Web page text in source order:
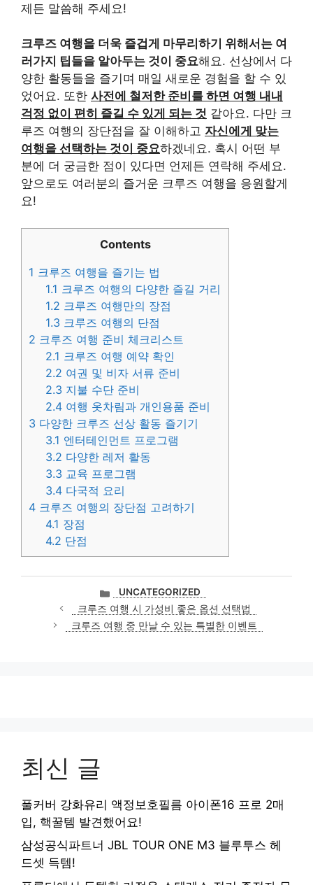
제든 말씀해 주세요!
크루즈 여행을 더욱 즐겁게 마무리하기 위해서는 여
러가지 팁들을 알아두는 것이 중요해요. 선상에서 다
양한 활동들을 즐기며 매일 새로운 경험을 할 수 있
었어요. 또한 사전에 철저한 준비를 하면 여행 내내
걱정 없이 편히 즐길 수 있게 되는 것 같아요. 다만 크
루즈 여행의 장단점을 잘 이해하고 자신에게 맞는
여행을 선택하는 것이 중요하겠네요. 혹시 어떤 부
분에 더 궁금한 점이 있다면 언제든 연락해 주세요.
앞으로도 여러분의 즐거운 크루즈 여행을 응원할게
요!
Contents
1 크루즈 여행을 즐기는 법
1.1 크루즈 여행의 다양한 즐길 거리
1.2 크루즈 여행만의 장점
1.3 크루즈 여행의 단점
2 크루즈 여행 준비 체크리스트
2.1 크루즈 여행 예약 확인
2.2 여권 및 비자 서류 준비
2.3 지불 수단 준비
2.4 여행 옷차림과 개인용품 준비
3 다양한 크루즈 선상 활동 즐기기
3.1 엔터테인먼트 프로그램
3.2 다양한 레저 활동
3.3 교육 프로그램
3.4 다국적 요리
4 크루즈 여행의 장단점 고려하기
4.1 장점
4.2 단점
카
테
고
리
UNCATEGORIZED
크루즈 여행 시 가성비 좋은 옵션 선택법
크루즈 여행 중 만날 수 있는 특별한 이벤트
최신 글
풀커버 강화유리 액정보호필름 아이폰16 프로 2매
입, 핵꿀템 발견했어요!
삼성공식파트너 JBL TOUR ONE M3 블루투스 헤
드셋 득템!